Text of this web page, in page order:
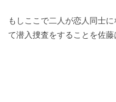
もしここで二人が恋人同士
て潜入捜査をすることを佐藤